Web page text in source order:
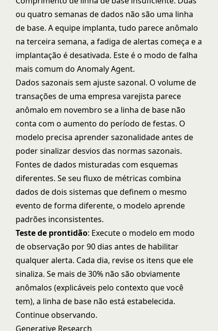
ou quatro semanas de dados não são uma linha
de base. A equipe implanta, tudo parece anômalo
na terceira semana, a fadiga de alertas começa e a
implantação é desativada. Este é o modo de falha
mais comum do Anomaly Agent.
Dados sazonais sem ajuste sazonal. O volume de
transações de uma empresa varejista parece
anômalo em novembro se a linha de base não
conta com o aumento do período de festas. O
modelo precisa aprender sazonalidade antes de
poder sinalizar desvios das normas sazonais.
Fontes de dados misturadas com esquemas
diferentes. Se seu fluxo de métricas combina
dados de dois sistemas que definem o mesmo
evento de forma diferente, o modelo aprende
padrões inconsistentes.
Teste de prontidão: Execute o modelo em modo
de observação por 90 dias antes de habilitar
qualquer alerta. Cada dia, revise os itens que ele
sinaliza. Se mais de 30% não são obviamente
anômalos (explicáveis pelo contexto que você
tem), a linha de base não está estabelecida.
Continue observando.
Generative Research